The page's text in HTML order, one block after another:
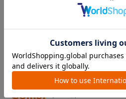
カテゴリー